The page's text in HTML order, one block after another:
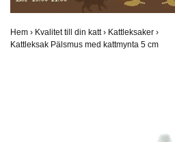
Hem › Kvalitet till din katt› Kattleksaker ›
Kattleksak Pälsmus med kattmynta 5 cm